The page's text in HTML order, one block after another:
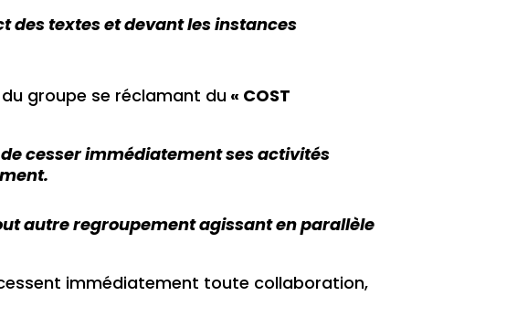
des textes et devant les instances
groupe se réclamant du « COST
de cesser immédiatement ses activités
autre regroupement agissant en parallèle
immédiatement toute collaboration,